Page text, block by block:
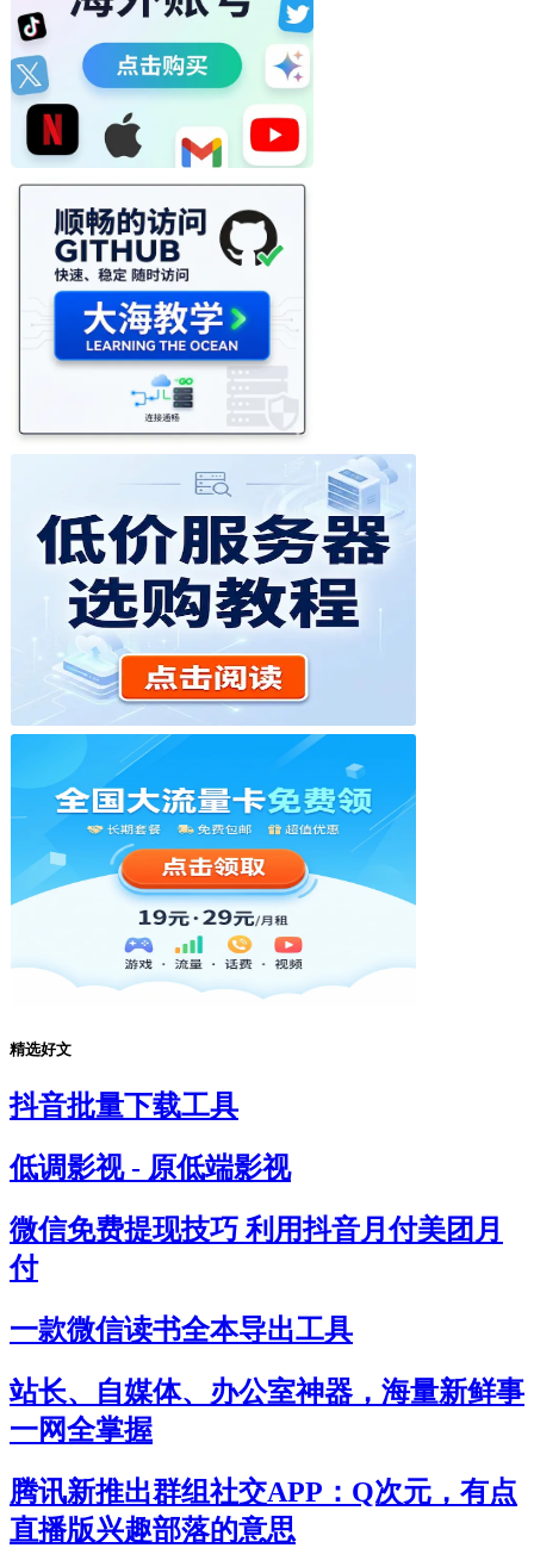
精选好文
抖音批量下载工具
低调影视 - 原低端影视
微信免费提现技巧 利用抖音月付美团月
付
一款微信读书全本导出工具
站长、自媒体、办公室神器，海量新鲜事
一网全掌握
腾讯新推出群组社交APP：Q次元，有点
直播版兴趣部落的意思